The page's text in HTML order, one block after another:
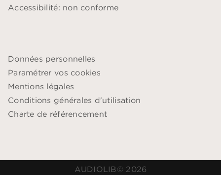
Accessibilité: non conforme
Données personnelles
Paramétrer vos cookies
Mentions légales
Conditions générales d'utilisation
Charte de référencement
AUDIOLIB© 2026